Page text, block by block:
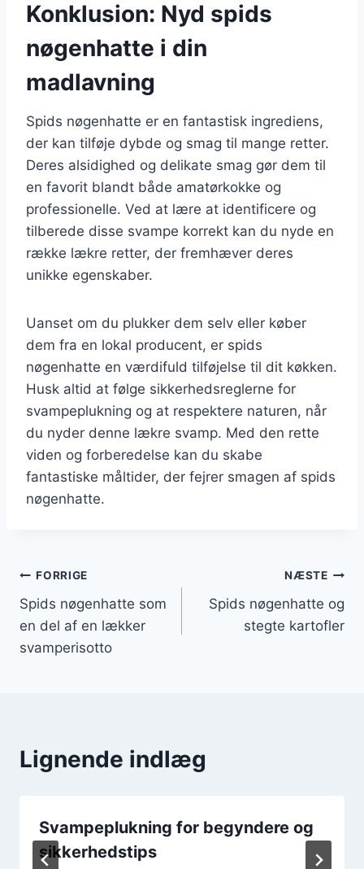
Konklusion: Nyd spids
nøgenhatte i din
madlavning
Spids nøgenhatte er en fantastisk ingrediens,
der kan tilføje dybde og smag til mange retter.
Deres alsidighed og delikate smag gør dem til
en favorit blandt både amatørkokke og
professionelle. Ved at lære at identificere og
tilberede disse svampe korrekt kan du nyde en
række lækre retter, der fremhæver deres
unikke egenskaber.
Uanset om du plukker dem selv eller køber
dem fra en lokal producent, er spids
nøgenhatte en værdifuld tilføjelse til dit køkken.
Husk altid at følge sikkerhedsreglerne for
svampeplukning og at respektere naturen, når
du nyder denne lækre svamp. Med den rette
viden og forberedelse kan du skabe
fantastiske måltider, der fejrer smagen af spids
nøgenhatte.
Indlægsnavigation
FORRIGE
Spids nøgenhatte som
en del af en lækker
svamperisotto
NÆSTE
Spids nøgenhatte og
stegte kartofler
Lignende indlæg
Svampeplukning for begyndere og
sikkerhedstips